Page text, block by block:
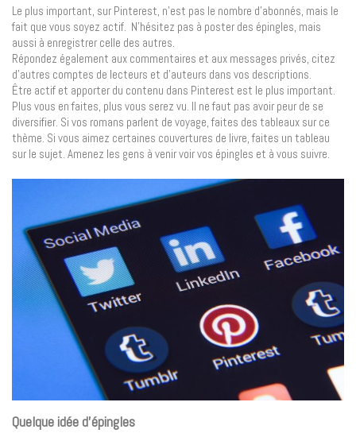
Le plus important, sur Pinterest, n’est pas le nombre d’abonnés, mais le
fait que vous soyez actif. N’hésitez pas à poster des épingles, mais
aussi à enregistrer celle des autres.
Répondez également aux commentaires et aux messages privés, citez
d’autres comptes de lecteurs et d’auteurs dans vos descriptions.
Être actif et apporter du contenu dans Pinterest est le plus important.
Plus vous en faites, plus vous serez vu. Il ne faut pas avoir peur de se
diversifier. Si vos romans parlent de voyage, faites des tableaux sur ce
thème. Si vous aimez certaines couvertures de livre, faites un tableau
sur le sujet. Amenez les gens à venir voir vos épingles et à vous suivre.
Quelque idée d’épingles